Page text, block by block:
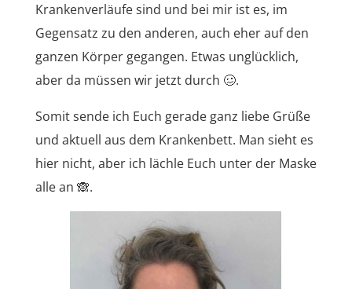
Krankenverläufe sind und bei mir ist es, im
Gegensatz zu den anderen, auch eher auf den
ganzen Körper gegangen. Etwas unglücklich,
aber da müssen wir jetzt durch 🥴.
Somit sende ich Euch gerade ganz liebe Grüße
und aktuell aus dem Krankenbett. Man sieht es
hier nicht, aber ich lächle Euch unter der Maske
alle an 🙈.